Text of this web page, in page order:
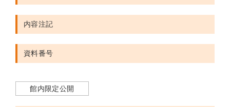
内容注記
資料番号
館内限定公開